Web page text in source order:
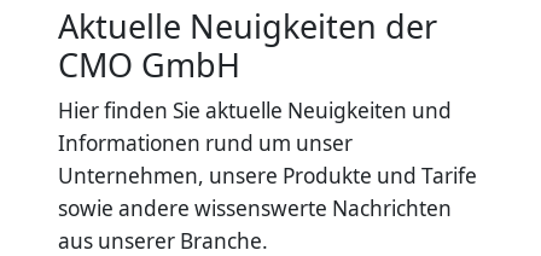
Aktuelle Neuigkeiten der
CMO GmbH
Hier finden Sie aktuelle Neuigkeiten und
Informationen rund um unser
Unternehmen, unsere Produkte und Tarife
sowie andere wissenswerte Nachrichten
aus unserer Branche.